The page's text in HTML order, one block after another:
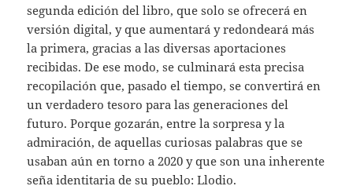
segunda edición del libro, que solo se ofrecerá en
versión digital, y que aumentará y redondeará más
la primera, gracias a las diversas aportaciones
recibidas. De ese modo, se culminará esta precisa
recopilación que, pasado el tiempo, se convertirá en
un verdadero tesoro para las generaciones del
futuro. Porque gozarán, entre la sorpresa y la
admiración, de aquellas curiosas palabras que se
usaban aún en torno a 2020 y que son una inherente
seña identitaria de su pueblo: Llodio.